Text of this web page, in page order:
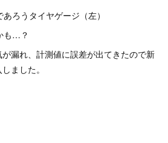
ろうタイヤゲージ（左）
も…？
漏れ、計測値に誤差が出てきたので新
ました。